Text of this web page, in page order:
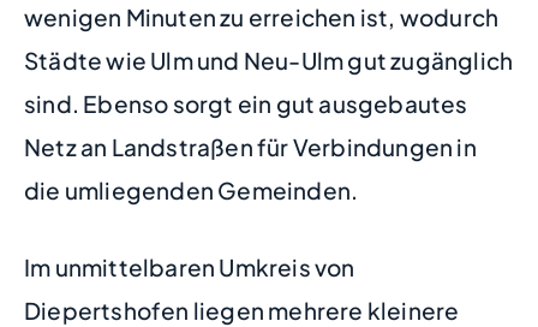
wenigen Minuten zu erreichen ist, wodurch
Städte wie Ulm und Neu-Ulm gut zugänglich
sind. Ebenso sorgt ein gut ausgebautes
Netz an Landstraßen für Verbindungen in
die umliegenden Gemeinden.
Im unmittelbaren Umkreis von
Diepertshofen liegen mehrere kleinere